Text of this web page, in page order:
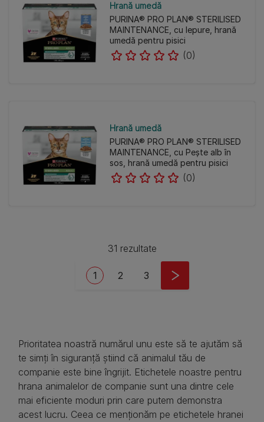
Hrană umedă
PURINA® PRO PLAN® STERILISED
MAINTENANCE, cu Iepure, hrană
umedă pentru pisici
(0)
Hrană umedă
PURINA® PRO PLAN® STERILISED
MAINTENANCE, cu Pește alb în
sos, hrană umedă pentru pisici
(0)
31 rezultate
Current page
1 Pagina
2 Pagina
3
Prioritatea noastră numărul unu este să te ajutăm să
te simți în siguranță știind că animalul tău de
companie este bine îngrijit. Etichetele noastre pentru
hrana animalelor de companie sunt una dintre cele
mai eficiente moduri prin care putem demonstra
acest lucru. Ceea ce menționăm pe etichetele hranei